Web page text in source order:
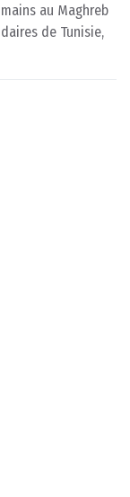
au Maghreb
de Tunisie,